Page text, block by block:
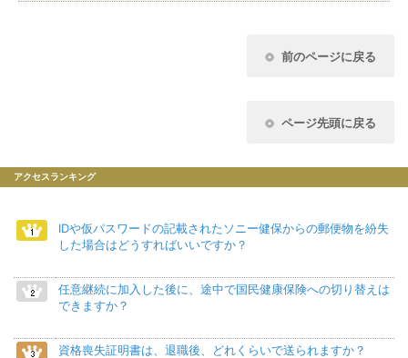
前のページに戻る
ページ先頭に戻る
アクセスランキング
IDや仮パスワードの記載されたソニー健保からの郵便物を紛失
した場合はどうすればいいですか？
任意継続に加入した後に、途中で国民健康保険への切り替えは
できますか？
資格喪失証明書は、退職後、どれくらいで送られますか？